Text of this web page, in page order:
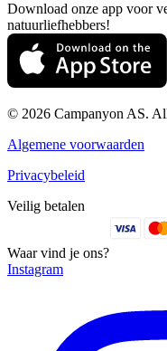
Download onze app voor
natuurliefhebbers!
© 2026 Campanyon AS.
Algemene voorwaarden
Privacybeleid
Veilig betalen
Waar vind je ons?
Instagram